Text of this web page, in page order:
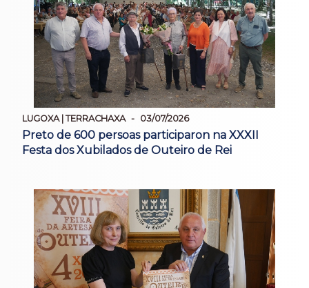
LUGOXA | TERRACHAXA 03/07/2026
Preto de 600 persoas participaron na XXXII
Festa dos Xubilados de Outeiro de Rei